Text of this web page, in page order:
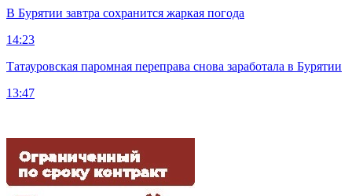
В Бурятии завтра сохранится жаркая погода
14:23
Татауровская паромная переправа снова заработала в Бурятии
13:47